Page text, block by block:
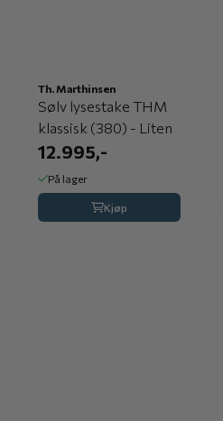
Th. Marthinsen
Sølv lysestake THM
klassisk (380) - Liten
12.995,-
På lager
Kjøp